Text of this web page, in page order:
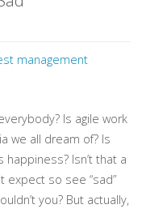
management
Is agile work
we all dream of? Is
Isn’t that a
so see “sad”
you? But actually,